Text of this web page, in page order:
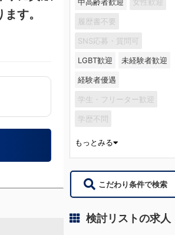
す。
履歴書不要
SNS応募・質問可
LGBT歓迎 未経験者歓迎
経験者優遇
学生・フリーター歓迎
学歴不問
もっとみる
こだわり条件で検索
検討リストの求人